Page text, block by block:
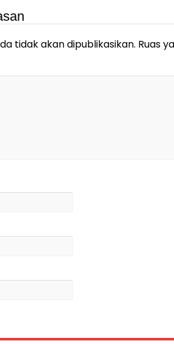
tidak akan dipublikasikan. Ruas